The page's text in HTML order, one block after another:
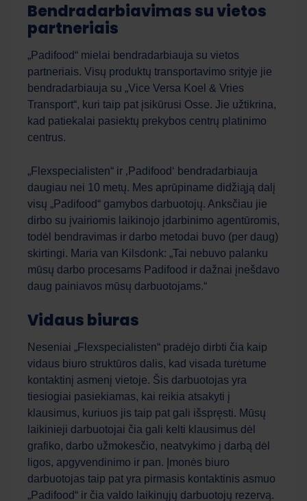
Bendradarbiavimas su vietos
partneriais
„Padifood“ mielai bendradarbiauja su vietos
partneriais. Visų produktų transportavimo srityje jie
bendradarbiauja su „Vice Versa Koel & Vries
Transport“, kuri taip pat įsikūrusi Osse. Jie užtikrina,
kad patiekalai pasiektų prekybos centrų platinimo
centrus.
„Flexspecialisten“ ir ‚Padifood‘ bendradarbiauja
daugiau nei 10 metų. Mes aprūpiname didžiąją dalį
visų „Padifood“ gamybos darbuotojų. Anksčiau jie
dirbo su įvairiomis laikinojo įdarbinimo agentūromis,
todėl bendravimas ir darbo metodai buvo (per daug)
skirtingi. Maria van Kilsdonk: „Tai nebuvo palanku
mūsų darbo procesams Padifood ir dažnai įnešdavo
daug painiavos mūsų darbuotojams.“
Vidaus biuras
Neseniai „Flexspecialisten“ pradėjo dirbti čia kaip
vidaus biuro struktūros dalis, kad visada turėtume
kontaktinį asmenį vietoje. Šis darbuotojas yra
tiesiogiai pasiekiamas, kai reikia atsakyti į
klausimus, kuriuos jis taip pat gali išspręsti. Mūsų
laikinieji darbuotojai čia gali kelti klausimus dėl
grafiko, darbo užmokesčio, neatvykimo į darbą dėl
ligos, apgyvendinimo ir pan. Įmonės biuro
darbuotojas taip pat yra pirmasis kontaktinis asmuo
„Padifood“ ir čia valdo laikinųjų darbuotojų rezervą.